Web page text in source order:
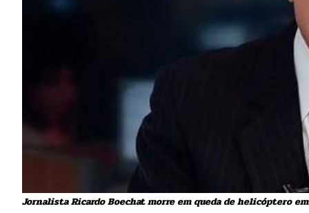
Jornalista Ricardo Boechat morre em queda de helicóptero em